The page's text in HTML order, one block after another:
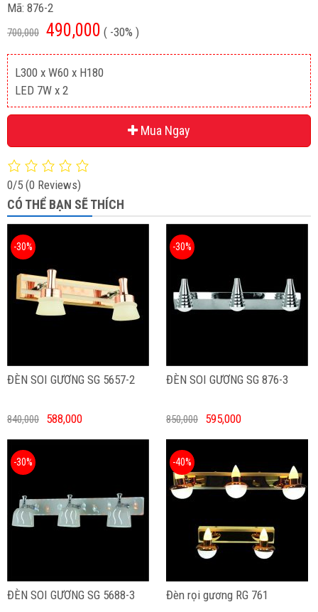
Mã: 876-2
700,000 490,000 ( -30% )
L300 x W60 x H180
LED 7W x 2
Mua Ngay
0/5 (0 Reviews)
CÓ THỂ BẠN SẼ THÍCH
ĐÈN SOI GƯƠNG SG 5657-2
-30%
840,000 588,000
ĐÈN SOI GƯƠNG SG 876-3
-30%
850,000 595,000
ĐÈN SOI GƯƠNG SG 5688-3
-30%
Đèn rọi gương RG 761
-40%